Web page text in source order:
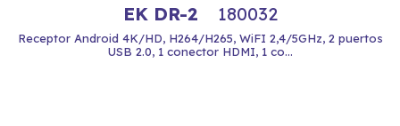
EK DR-2 180032
Receptor Android 4K/HD, H264/H265, WiFI 2,4/5GHz, 2 puertos
USB 2.0, 1 conector HDMI, 1 co...